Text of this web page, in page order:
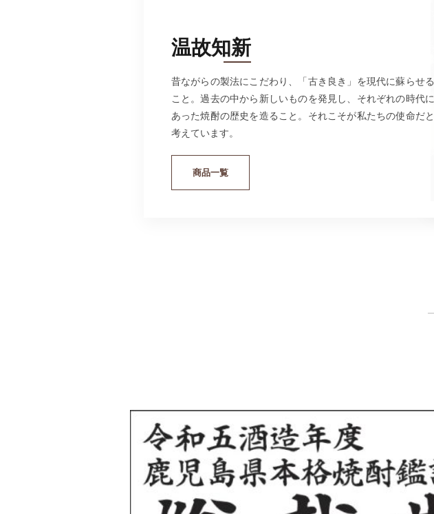
温故知新
昔ながらの製法にこだわり、「古き良き」を現代に蘇らせる
こと。過去の中から新しいものを発見し、それぞれの時代に
あった焼酎の歴史を造ること。それこそが私たちの使命だと
考えています。
商品一覧